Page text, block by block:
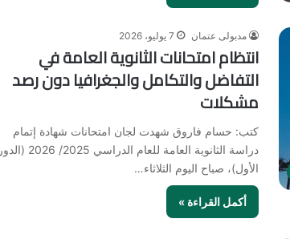
مدبولى عتمان 7 يوليو، 2026
انتظام امتحانات الثانوية العامة في
التفاضل والتكامل والجغرافيا دون رصد
مشكلات
كتب: حسام فاروق شهدت لجان امتحانات شهادة إتمام
دراسة الثانوية العامة للعام الدراسي 2025/ 2026 (الدور
الأول)، صباح اليوم الثلاثاء…
أكمل القراءة »